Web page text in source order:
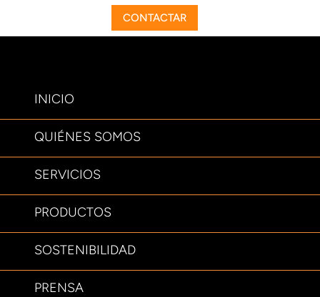
CONTACTAR
INICIO
QUIÉNES SOMOS
SERVICIOS
PRODUCTOS
SOSTENIBILIDAD
PRENSA